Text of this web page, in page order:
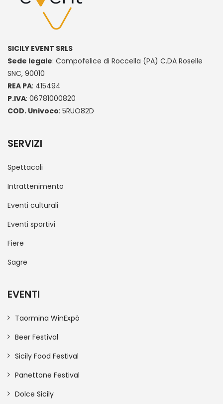
SICILY EVENT SRLS
Sede legale: Campofelice di Roccella (PA) C.DA Roselle
SNC, 90010
REA PA: 415494
P.IVA: 06781000820
COD. Univoco: 5RUO82D
SERVIZI
Spettacoli
Intrattenimento
Eventi culturali
Eventi sportivi
Fiere
Sagre
EVENTI
Taormina WinExpò
Beer Festival
Sicily Food Festival
Panettone Festival
Dolce Sicily